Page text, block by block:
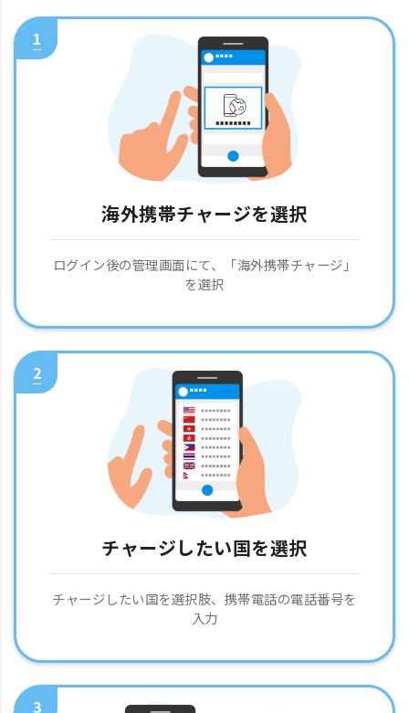
1
海外携帯チャージを選択
ログイン後の管理画面にて、「海外携帯チャージ」
を選択
2
チャージしたい国を選択
チャージしたい国を選択肢、携帯電話の電話番号を
入力
3